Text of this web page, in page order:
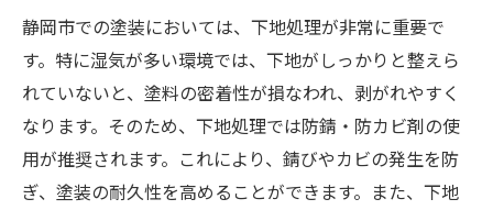
静岡市での塗装においては、下地処理が非常に重要で
す。特に湿気が多い環境では、下地がしっかりと整えら
れていないと、塗料の密着性が損なわれ、剥がれやすく
なります。そのため、下地処理では防錆・防カビ剤の使
用が推奨されます。これにより、錆びやカビの発生を防
ぎ、塗装の耐久性を高めることができます。また、下地